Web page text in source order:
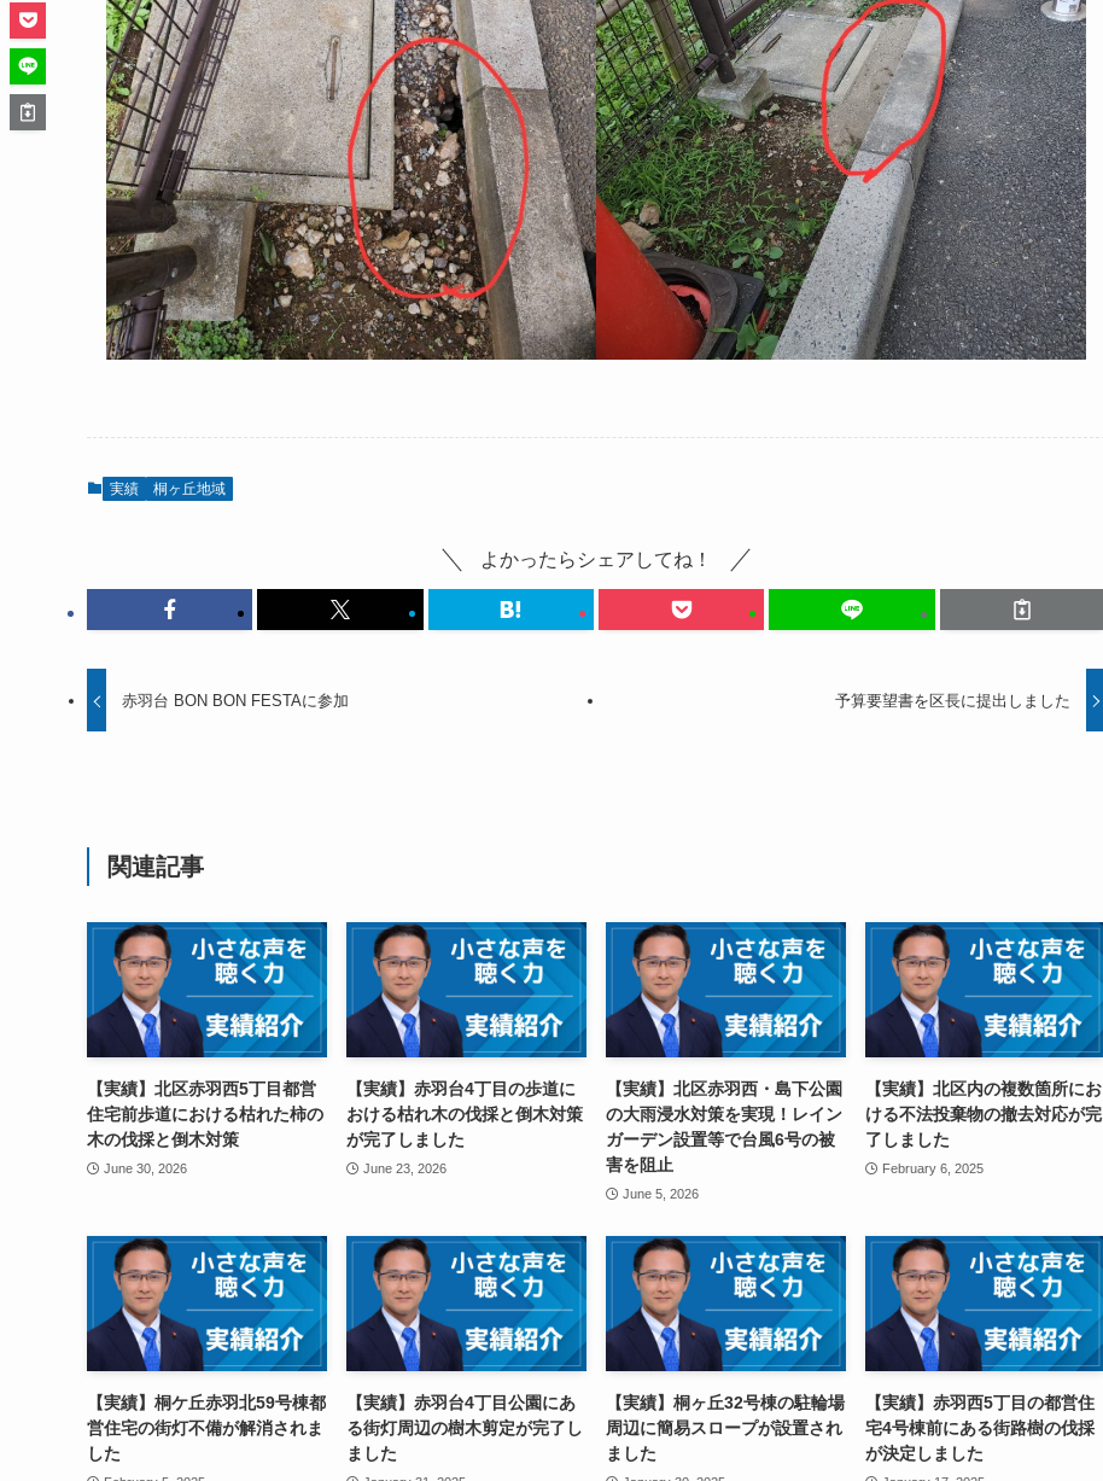
実績 桐ヶ丘地域
よかったらシェアしてね！
赤羽台 BON BON FESTAに参加 予算要望書を区長に提出しました
関連記事
【実績】北区赤羽西5丁目都営
住宅前歩道における枯れた柿の
木の伐採と倒木対策
June 30, 2026
【実績】赤羽台4丁目の歩道に
おける枯れ木の伐採と倒木対策
が完了しました
June 23, 2026
【実績】北区赤羽西・島下公園
の大雨浸水対策を実現！レイン
ガーデン設置等で台風6号の被
害を阻止
June 5, 2026
【実績】北区内の複数箇所にお
ける不法投棄物の撤去対応が完
了しました
February 6, 2025
【実績】桐ケ丘赤羽北59号棟都
営住宅の街灯不備が解消されま
した
【実績】赤羽台4丁目公園にあ
る街灯周辺の樹木剪定が完了し
ました
【実績】桐ヶ丘32号棟の駐輪場
周辺に簡易スロープが設置され
ました
【実績】赤羽西5丁目の都営住
宅4号棟前にある街路樹の伐採
が決定しました